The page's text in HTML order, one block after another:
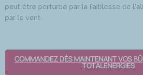
peut être perturbé par la faiblesse de
par le vent.
COMMANDEZ DÈS MAINTENANT VOS
TOTALENERGIES